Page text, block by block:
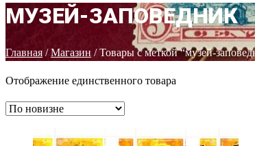
МУЗЕЙ-ЗАПОВЕДНИК
Главная /Магазин / Товары с меткой “музей-
Отображение единственного товара